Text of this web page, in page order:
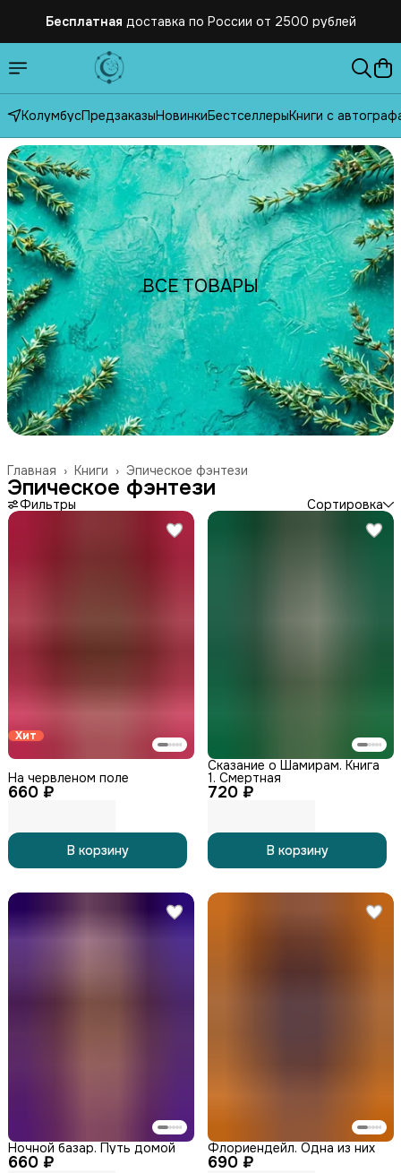
Бесплатная доставка по России от 2500 рублей
КолумбусПредзаказыНовинкиБестселлерыКниги с
ВСЕ ТОВАРЫ
Эпическое фэнтези
Книги ›
Главная ›
Эпическое фэнтези
Фильтры Сортировка
Хит
660 ₽
На червленом поле
В корзину
720 ₽
Сказание о Шамирам. Книга
1. Смертная
В корзину
660 ₽
Ночной базар. Путь домой
690 ₽
Флориендейл. Одна из них